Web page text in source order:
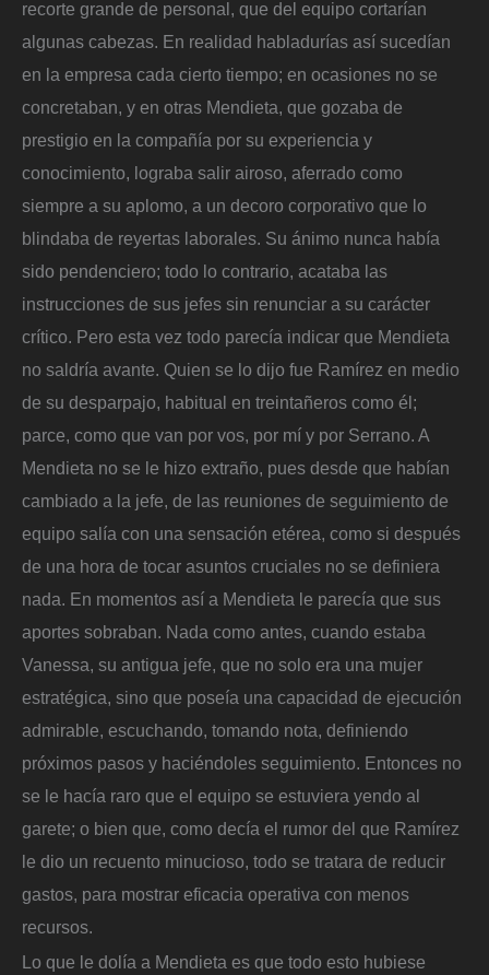
recorte grande de personal, que del equipo cortarían
algunas cabezas. En realidad habladurías así sucedían
en la empresa cada cierto tiempo; en ocasiones no se
concretaban, y en otras Mendieta, que gozaba de
prestigio en la compañía por su experiencia y
conocimiento, lograba salir airoso, aferrado como
siempre a su aplomo, a un decoro corporativo que lo
blindaba de reyertas laborales. Su ánimo nunca había
sido pendenciero; todo lo contrario, acataba las
instrucciones de sus jefes sin renunciar a su carácter
crítico. Pero esta vez todo parecía indicar que Mendieta
no saldría avante. Quien se lo dijo fue Ramírez en medio
de su desparpajo, habitual en treintañeros como él;
parce, como que van por vos, por mí y por Serrano. A
Mendieta no se le hizo extraño, pues desde que habían
cambiado a la jefe, de las reuniones de seguimiento de
equipo salía con una sensación etérea, como si después
de una hora de tocar asuntos cruciales no se definiera
nada. En momentos así a Mendieta le parecía que sus
aportes sobraban. Nada como antes, cuando estaba
Vanessa, su antigua jefe, que no solo era una mujer
estratégica, sino que poseía una capacidad de ejecución
admirable, escuchando, tomando nota, definiendo
próximos pasos y haciéndoles seguimiento. Entonces no
se le hacía raro que el equipo se estuviera yendo al
garete; o bien que, como decía el rumor del que Ramírez
le dio un recuento minucioso, todo se tratara de reducir
gastos, para mostrar eficacia operativa con menos
recursos.
Lo que le dolía a Mendieta es que todo esto hubiese